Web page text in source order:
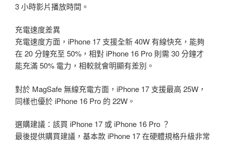
3 小時影片播放時間。
充電速度差異
充電速度方面，iPhone 17 支援全新 40W 有線快充，能夠
在 20 分鐘充至 50%，相對 iPhone 16 Pro 則需 30 分鐘才
能充滿 50% 電力，相較就會明顯有差別。
對於 MagSafe 無線充電方面，iPhone 17 支援最高 25W，
同樣也優於 iPhone 16 Pro 的 22W。
選購建議：該買 iPhone 17 或 iPhone 16 Pro ？
最後提供購買建議，基本款 iPhone 17 在硬體規格升級非常